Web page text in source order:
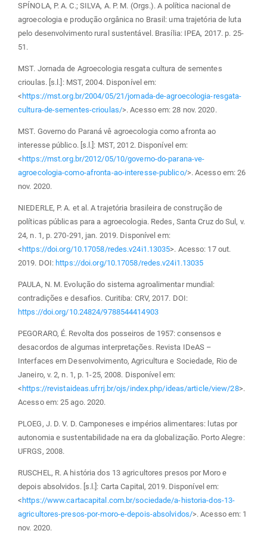
SPÍNOLA, P. A. C.; SILVA, A. P. M. (Orgs.). A política nacional de
agroecologia e produção orgânica no Brasil: uma trajetória de luta
pelo desenvolvimento rural sustentável. Brasília: IPEA, 2017. p. 25-
51.
MST. Jornada de Agroecologia resgata cultura de sementes
crioulas. [s.l.]: MST, 2004. Disponível em:
< https://mst.org.br/2004/05/21/jornada-de-agroecologia-resgata-
cultura-de-sementes-crioulas/>. Acesso em: 28 nov. 2020.
MST. Governo do Paraná vê agroecologia como afronta ao
interesse público. [s.l.]: MST, 2012. Disponível em:
< https://mst.org.br/2012/05/10/governo-do-parana-ve-
agroecologia-como-afronta-ao-interesse-publico/>. Acesso em: 26
nov. 2020.
NIEDERLE, P. A. et al. A trajetória brasileira de construção de
políticas públicas para a agroecologia. Redes, Santa Cruz do Sul, v.
24, n. 1, p. 270-291, jan. 2019. Disponível em:
< https://doi.org/10.17058/redes.v24i1.13035>. Acesso: 17 out.
2019. DOI: https://doi.org/10.17058/redes.v24i1.13035
PAULA, N. M. Evolução do sistema agroalimentar mundial:
contradições e desafios. Curitiba: CRV, 2017. DOI:
https://doi.org/10.24824/9788544414903
PEGORARO, É. Revolta dos posseiros de 1957: consensos e
desacordos de algumas interpretações. Revista IDeAS –
Interfaces em Desenvolvimento, Agricultura e Sociedade, Rio de
Janeiro, v. 2, n. 1, p. 1-25, 2008. Disponível em:
< https://revistaideas.ufrrj.br/ojs/index.php/ideas/article/view/28>.
Acesso em: 25 ago. 2020.
PLOEG, J. D. V. D. Camponeses e impérios alimentares: lutas por
autonomia e sustentabilidade na era da globalização. Porto Alegre:
UFRGS, 2008.
RUSCHEL, R. A história dos 13 agricultores presos por Moro e
depois absolvidos. [s.l.]: Carta Capital, 2019. Disponível em:
< https://www.cartacapital.com.br/sociedade/a-historia-dos-13-
agricultores-presos-por-moro-e-depois-absolvidos/>. Acesso em: 1
nov. 2020.